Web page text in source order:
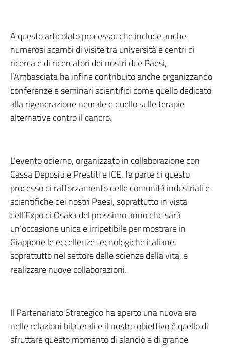
A questo articolato processo, che include anche
numerosi scambi di visite tra università e centri di
ricerca e di ricercatori dei nostri due Paesi,
l’Ambasciata ha infine contribuito anche organizzando
conferenze e seminari scientifici come quello dedicato
alla rigenerazione neurale e quello sulle terapie
alternative contro il cancro.
L’evento odierno, organizzato in collaborazione con
Cassa Depositi e Prestiti e ICE, fa parte di questo
processo di rafforzamento delle comunità industriali e
scientifiche dei nostri Paesi, soprattutto in vista
dell’Expo di Osaka del prossimo anno che sarà
un’occasione unica e irripetibile per mostrare in
Giappone le eccellenze tecnologiche italiane,
soprattutto nel settore delle scienze della vita, e
realizzare nuove collaborazioni.
Il Partenariato Strategico ha aperto una nuova era
nelle relazioni bilaterali e il nostro obiettivo è quello di
sfruttare questo momento di slancio e di grande